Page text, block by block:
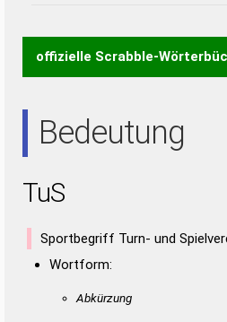
offizielle Scrabble-
Wortanalyse-Algorithmus gute
Wortbedeutung, Worttrennung
bestimmen!
Duden –
Bedeutung
TuS
Sportbegriff Turn- und
Wortform:
Abkürzung